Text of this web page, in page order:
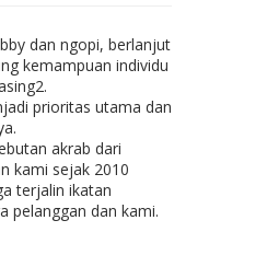
dan ngopi, berlanjut
kemampuan individu
prioritas utama dan
akrab dari
kami sejak 2010
terjalin ikatan
pelanggan dan kami.